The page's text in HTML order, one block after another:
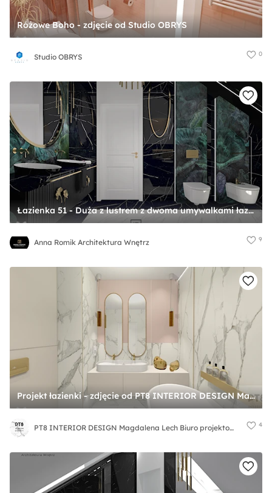
Różowe Boho - zdjęcie od Studio OBRYS
Studio OBRYS 0
Łazienka 51 - Duża z lustrem z dwoma umywalkami łazienka, styl glamour - zdjęcie od Anna Romik Architektura Wnętrz
Anna Romik Architektura Wnętrz 9
Projekt łazienki - zdjęcie od PT8 INTERIOR DESIGN Magdalena Lech Biuro projektowania wnętrz
PT8 INTERIOR DESIGN Magdalena Lech Biuro projektowania wnętrz 4